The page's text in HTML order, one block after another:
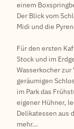
einem
Der Blick vom
Midi und die
Für den ersten
Stock und im
Wasserkocher
geräumigen
im Park das
eigener Hühner,
Delikatessen aus
mehr…